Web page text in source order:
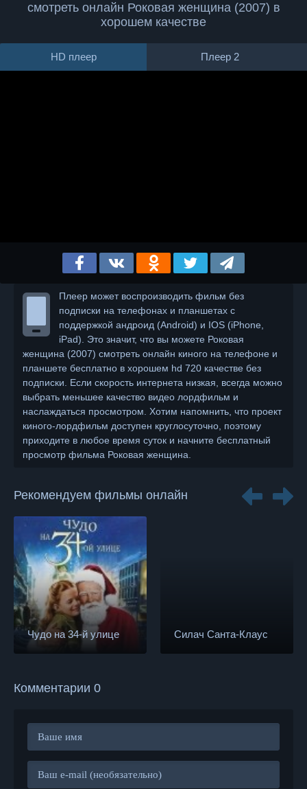
смотреть онлайн Роковая женщина (2007) в
хорошем качестве
HD плеер Плеер 2
Плеер может воспроизводить фильм без
подписки на телефонах и планшетах с
поддержкой андроид (Android) и IOS (iPhone,
iPad). Это значит, что вы можете Роковая
женщина (2007) смотреть онлайн киного на телефоне и
планшете бесплатно в хорошем hd 720 качестве без
подписки. Если скорость интернета низкая, всегда можно
выбрать меньшее качество видео лордфильм и
наслаждаться просмотром. Хотим напомнить, что проект
киного-лордфильм доступен круглосуточно, поэтому
приходите в любое время суток и начните бесплатный
просмотр фильма Роковая женщина.
Рекомендуем фильмы онлайн
Чудо на 34-й улице Силач Санта-Клаус
Комментарии 0